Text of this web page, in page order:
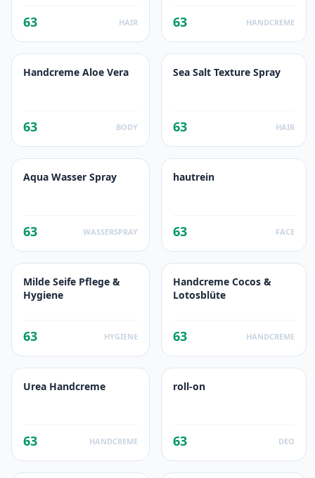
63 HAIR 63 HANDCREME
Handcreme Aloe Vera
63 BODY
Sea Salt Texture Spray
63 HAIR
Aqua Wasser Spray
63 WASSERSPRAY
hautrein
63 FACE
Milde Seife Pflege &
Hygiene
63 HYGIENE
Handcreme Cocos &
Lotosblüte
63 HANDCREME
Urea Handcreme
63 HANDCREME
roll-on
63 DEO